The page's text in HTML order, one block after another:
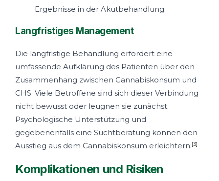
Ergebnisse in der Akutbehandlung.
Langfristiges Management
Die langfristige Behandlung erfordert eine
umfassende Aufklärung des Patienten über den
Zusammenhang zwischen Cannabiskonsum und
CHS. Viele Betroffene sind sich dieser Verbindung
nicht bewusst oder leugnen sie zunächst.
Psychologische Unterstützung und
gegebenenfalls eine Suchtberatung können den
Ausstieg aus dem Cannabiskonsum erleichtern.[3]
Komplikationen und Risiken